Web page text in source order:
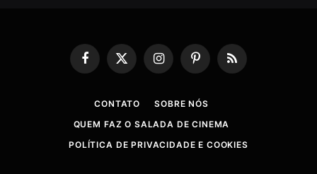
Facebook
X
InstagramPinterestRSS
CONTATO
SOBRE NÓS
QUEM FAZ O SALADA DE CINEMA
POLÍTICA DE PRIVACIDADE E COOKIES